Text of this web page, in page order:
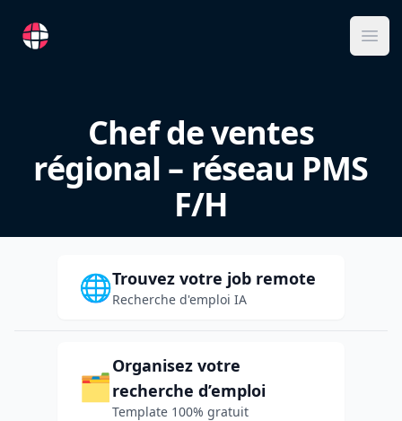
RemoteFR
Chef de ventes
régional – réseau PMS
F/H
🌐Trouvez votre job remote
Recherche d'emploi IA
🗂️
Organisez votre
recherche d’emploi
Template 100% gratuit